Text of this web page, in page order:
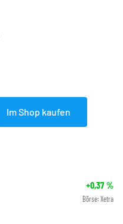
Im Shop kaufen
+0,37%
Börse: Xetra